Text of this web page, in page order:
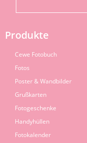
Produkte
Cewe Fotobuch
Fotos
Poster & Wandbilder
Grußkarten
Fotogeschenke
Handyhüllen
Fotokalender